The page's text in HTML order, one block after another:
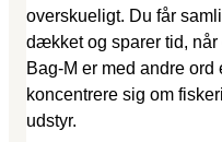
overskueligt. Du får
dækket og sparer tid,
Bag-M er med andre ord
koncentrere sig om
udstyr.